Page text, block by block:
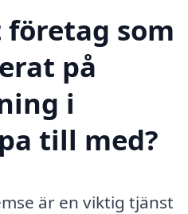
som
på
i
till med?
är en viktig tjänst